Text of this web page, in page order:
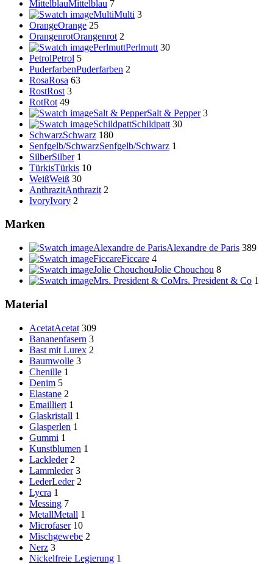
MittelblauMittelblau 7
MultiMulti 3
OrangeOrange 25
OrangenrotOrangenrot 2
PerlmuttPerlmutt 30
PetrolPetrol 5
PuderfarbenPuderfarben 2
RosaRosa 63
RostRost 3
RotRot 49
Salt & PepperSalt & Pepper 3
SchildpattSchildpatt 30
SchwarzSchwarz 180
Senfgelb/SchwarzSenfgelb/Schwarz 1
SilberSilber 1
TürkisTürkis 10
WeißWeiß 30
AnthrazitAnthrazit 2
IvoryIvory 2
Marken
Alexandre de ParisAlexandre de Paris 389
FiccareFiccare 4
Jolie ChouchouJolie Chouchou 8
Mrs. President & CoMrs. President & Co 1
Material
AcetatAcetat 309
Bananenfasern 3
Bast mit Lurex 2
Baumwolle 3
Chenille 1
Denim 5
Elastane 2
Emailliert 1
Glaskristall 1
Glasperlen 1
Gummi 1
Kunstblumen 1
Lackleder 2
Lammleder 3
LederLeder 2
Lycra 1
Messing 7
MetallMetall 1
Microfaser 10
Mischgewebe 2
Nerz 3
Nickelfreie Legierung 1